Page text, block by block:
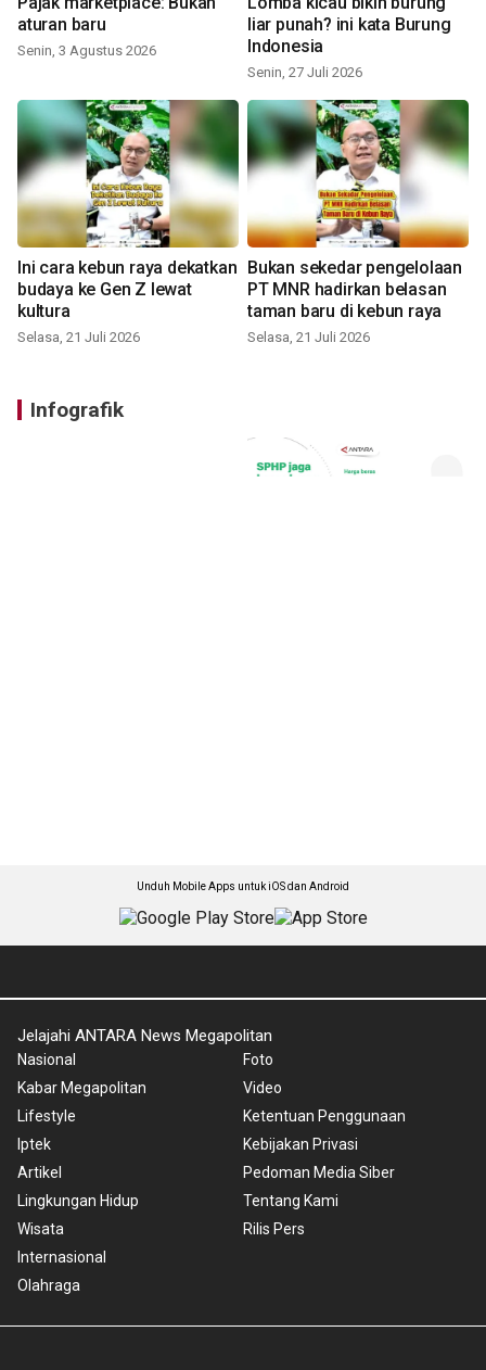
aturan baru
Senin, 3 Agustus 2026
liar punah? ini kata Burung
Indonesia
Senin, 27 Juli 2026
Ini cara kebun raya dekatkan
budaya ke Gen Z lewat
kultura
Selasa, 21 Juli 2026
Bukan sekedar pengelolaan
PT MNR hadirkan belasan
taman baru di kebun raya
Selasa, 21 Juli 2026
Infografik
Unduh Mobile Apps untuk iOS dan Android
Jelajahi ANTARA News Megapolitan
Nasional
Kabar Megapolitan
Lifestyle
Iptek
Artikel
Lingkungan Hidup
Wisata
Internasional
Olahraga
Foto
Video
Ketentuan Penggunaan
Kebijakan Privasi
Pedoman Media Siber
Tentang Kami
Rilis Pers